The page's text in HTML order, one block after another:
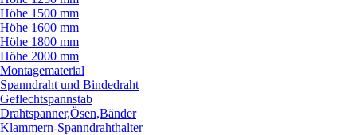
Höhe 1500 mm
Höhe 1600 mm
Höhe 1800 mm
Höhe 2000 mm
Montagematerial
Spanndraht und Bindedraht
Geflechtspannstab
Drahtspanner,Ösen,Bänder
Klammern-Spanndrahthalter